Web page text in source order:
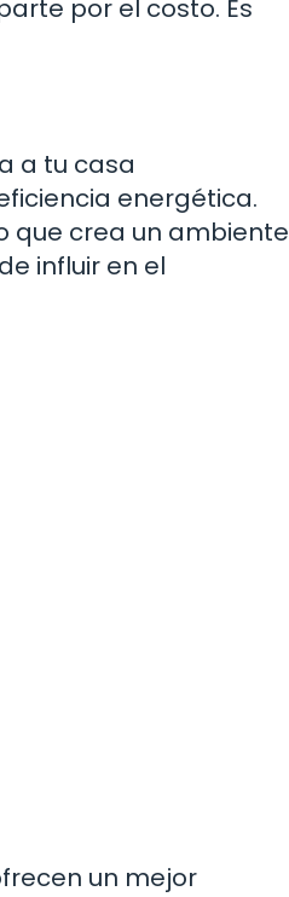
por el costo. Es
a tu casa
energética.
que crea un ambiente
influir en el
un mejor